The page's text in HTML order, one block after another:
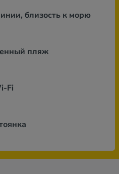
близость к морю
пляж
Fi